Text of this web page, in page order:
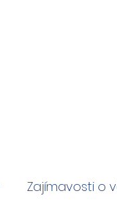
Zajímavosti o